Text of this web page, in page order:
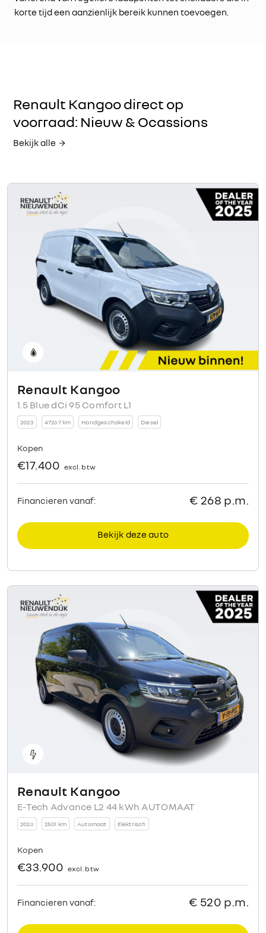
korte tijd een aanzienlijk bereik kunnen toevoegen.
Renault Kangoo direct op
voorraad: Nieuw & Ocassions
Bekijk alle